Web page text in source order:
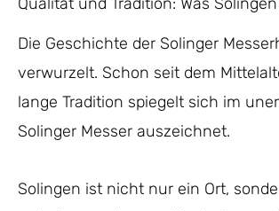
Die Geschichte der Solinger
verwurzelt. Schon seit dem
lange Tradition spiegelt sich im
Solinger Messer auszeichnet.
Solingen ist nicht nur ein Ort,